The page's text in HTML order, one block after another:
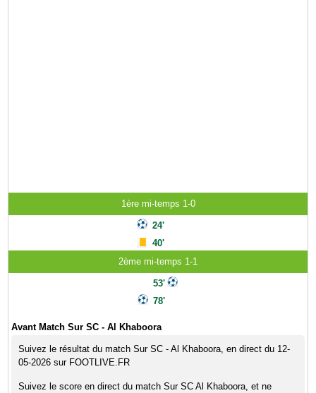
1ère mi-temps 1-0
24'
40'
2ème mi-temps 1-1
53'
78'
Avant Match Sur SC - Al Khaboora
Suivez le résultat du match Sur SC - Al Khaboora, en direct du 12-
05-2026 sur FOOTLIVE.FR
Suivez le score en direct du match Sur SC Al Khaboora, et ne